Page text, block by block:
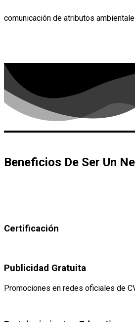
comunicación de atributos
Beneficios De Ser Un
Certificación
Publicidad Gratuita
Promociones en redes oficiales de